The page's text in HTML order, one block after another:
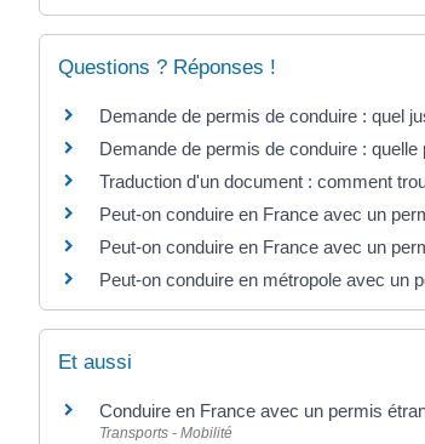
Questions ? Réponses !
Demande de permis de conduire : quel
Demande de permis de conduire :
Traduction d'un document : comment
Peut-on conduire en France avec un
Peut-on conduire en France avec un
Peut-on conduire en métropole avec un
Et aussi
Conduire en France avec un permis
Transports - Mobilité